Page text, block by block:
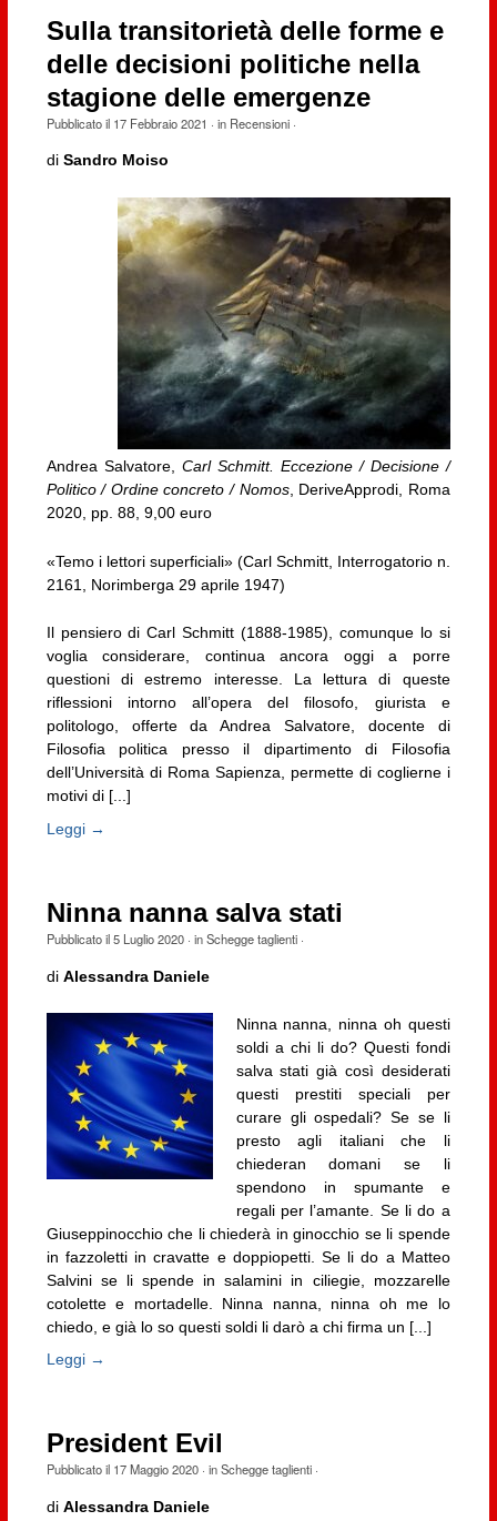
Sulla transitorietà delle forme e
delle decisioni politiche nella
stagione delle emergenze
Pubblicato il 17 Febbraio 2021 · in Recensioni·
di Sandro Moiso
Andrea Salvatore, Carl Schmitt. Eccezione / Decisione /
Politico / Ordine concreto / Nomos, DeriveApprodi, Roma
2020, pp. 88, 9,00 euro
«Temo i lettori superficiali» (Carl Schmitt, Interrogatorio n.
2161, Norimberga 29 aprile 1947)
Il pensiero di Carl Schmitt (1888-1985), comunque lo si
voglia considerare, continua ancora oggi a porre
questioni di estremo interesse. La lettura di queste
riflessioni intorno all’opera del filosofo, giurista e
politologo, offerte da Andrea Salvatore, docente di
Filosofia politica presso il dipartimento di Filosofia
dell’Università di Roma Sapienza, permette di coglierne i
motivi di [...]
Leggi →
Ninna nanna salva stati
Pubblicato il5 Luglio 2020· inSchegge taglienti·
di Alessandra Daniele
Ninna nanna, ninna oh questi
soldi a chi li do? Questi fondi
salva stati già così desiderati
questi prestiti speciali per
curare gli ospedali? Se se li
presto agli italiani che li
chiederan domani se li
spendono in spumante e
regali per l’amante. Se li do a
Giuseppinocchio che li chiederà in ginocchio se li spende
in fazzoletti in cravatte e doppiopetti. Se li do a Matteo
Salvini se li spende in salamini in ciliegie, mozzarelle
cotolette e mortadelle. Ninna nanna, ninna oh me lo
chiedo, e già lo so questi soldi li darò a chi firma un [...]
Leggi →
President Evil
Pubblicato il 17 Maggio 2020· inSchegge taglienti·
di Alessandra Daniele